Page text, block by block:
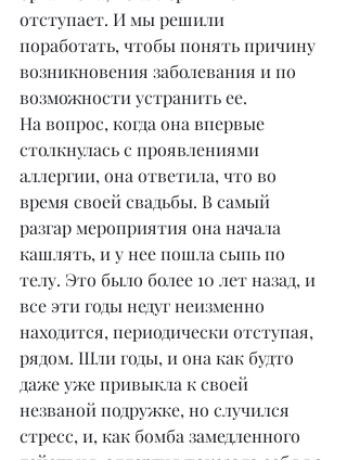
отступает. И мы решили
поработать, чтобы понять причину
возникновения заболевания и по
возможности устранить ее.
На вопрос, когда она впервые
столкнулась с проявлениями
аллергии, она ответила, что во
время своей свадьбы. В самый
разгар мероприятия она начала
кашлять, и у нее пошла сыпь по
телу. Это было более 10 лет назад, и
все эти годы недуг неизменно
находится, периодически отступая,
рядом. Шли годы, и она как будто
даже уже привыкла к своей
незваной подружке, но случился
стресс, и, как бомба замедленного